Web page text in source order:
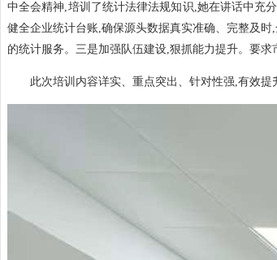
中全会精神,培训了统计法律法规知识,她在讲话中充
健全企业统计台账,确保源头数据真实准确、完整及
的统计服务。三是加强队伍建设,狠抓能力提升。要
此次培训内容详实、重点突出、针对性强,有效